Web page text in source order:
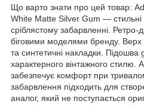
Що варто знати про цей товар:
White Matte Silver Gum — стильні
сріблястому забарвленні.
біговими моделями бренду. Верх
та синтетичні накладки.
характерного вінтажного стилю.
забезпечує комфорт при
забарвлення підходить для
аналог, який не поступається